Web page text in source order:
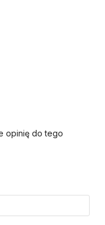
opinię do tego